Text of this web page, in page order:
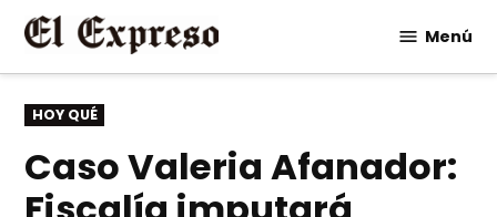
Saltar
contenido
Menú
PUBLICADO
EN
HOY QUÉ
Caso Valeria Afanador: